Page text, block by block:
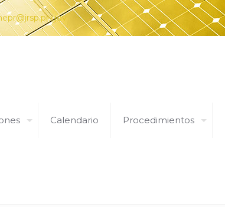
Calendario Procedimientos